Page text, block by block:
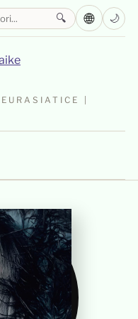
|
🔍 🌐 🌙